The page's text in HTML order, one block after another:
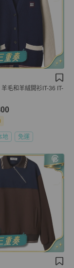
毛和羊絨開衫IT-36 IT-
地 免運